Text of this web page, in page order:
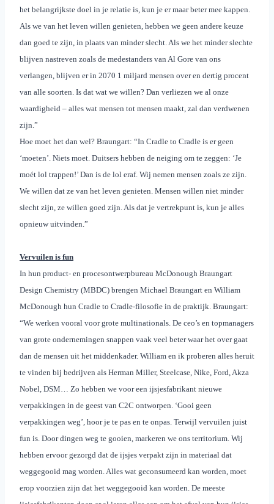
het belangrijkste doel in je relatie is, kun je er maar beter mee kappen.
Als we van het leven willen genieten, hebben we geen andere keuze
dan goed te zijn, in plaats van minder slecht. Als we het minder slechte
blijven nastreven zoals de medestanders van Al Gore van ons
verlangen, blijven er in 2070 1 miljard mensen over en dertig procent
van alle soorten. Is dat wat we willen? Dan verliezen we al onze
waardigheid – alles wat mensen tot mensen maakt, zal dan verdwenen
zijn.”
Hoe moet het dan wel? Braungart: “In Cradle to Cradle is er geen
‘moeten’. Niets moet. Duitsers hebben de neiging om te zeggen: ‘Je
moét lol trappen!’ Dan is de lol eraf. Wij nemen mensen zoals ze zijn.
We willen dat ze van het leven genieten. Mensen willen niet minder
slecht zijn, ze willen goed zijn. Als dat je vertrekpunt is, kun je alles
opnieuw uitvinden.”
Vervuilen is fun
In hun product- en procesontwerpbureau McDonough Braungart
Design Chemistry (MBDC) brengen Michael Braungart en William
McDonough hun Cradle to Cradle-filosofie in de praktijk. Braungart:
“We werken vooral voor grote multinationals. De ceo’s en topmanagers
van grote ondernemingen snappen vaak veel beter waar het over gaat
dan de mensen uit het middenkader. William en ik proberen alles heruit
te vinden bij bedrijven als Herman Miller, Steelcase, Nike, Ford, Akza
Nobel, DSM… Zo hebben we voor een ijsjesfabrikant nieuwe
verpakkingen in de geest van C2C ontworpen. ‘Gooi geen
verpakkingen weg’, hoor je te pas en te onpas. Terwijl vervuilen juist
fun is. Door dingen weg te gooien, markeren we ons territorium. Wij
hebben ervoor gezorgd dat de ijsjes verpakt zijn in materiaal dat
weggegooid mag worden. Alles wat geconsumeerd kan worden, moet
erop voorzien zijn dat het weggegooid kan worden. De meeste